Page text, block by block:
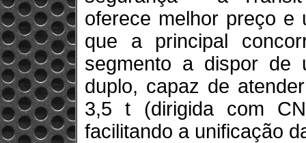
oferece melhor preço e
que a principal
segmento a dispor de
duplo, capaz de
3,5 t (dirigida com
facilitando a unificação